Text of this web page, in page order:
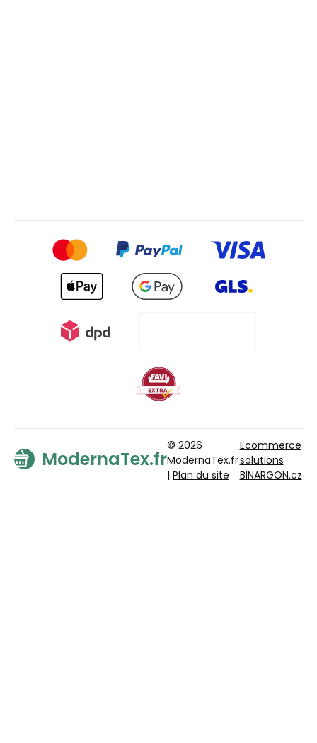
ModernaTex.fr
© 2026
ModernaTex.fr
| Plan du site
Ecommerce
solutions
BINARGON.cz